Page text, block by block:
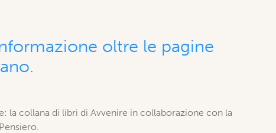
oltre le pagine
la collana di libri di Avvenire in collaborazione con la